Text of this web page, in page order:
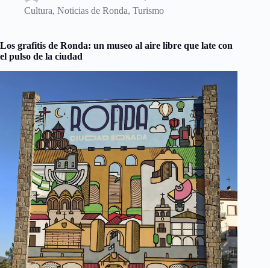
Cultura, Noticias de Ronda, Turismo
Los grafitis de Ronda: un museo al aire libre que late con
el pulso de la ciudad